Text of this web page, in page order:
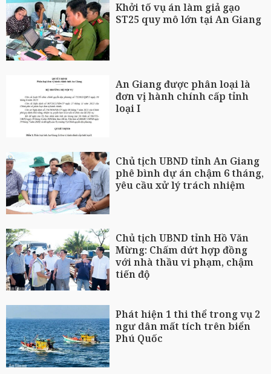
Khởi tố vụ án làm giả gạo
ST25 quy mô lớn tại An Giang
An Giang được phân loại là
đơn vị hành chính cấp tỉnh
loại I
Chủ tịch UBND tỉnh An Giang
phê bình dự án chậm 6 tháng,
yêu cầu xử lý trách nhiệm
Chủ tịch UBND tỉnh Hồ Văn
Mừng: Chấm dứt hợp đồng
với nhà thầu vi phạm, chậm
tiến độ
Phát hiện 1 thi thể trong vụ 2
ngư dân mất tích trên biển
Phú Quốc